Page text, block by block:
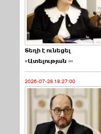
Տեղի է ունեցել
«Ատելության ›››
2026-07-28 18:27:00